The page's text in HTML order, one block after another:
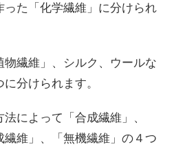
た「化学繊維」に分けられ
繊維」、シルク、ウールな
分けられます。
によって「合成繊維」、
繊維」、「無機繊維」の４つ